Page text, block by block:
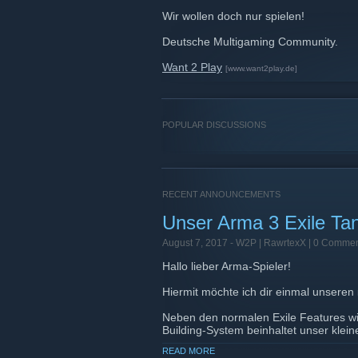
Wir wollen doch nur spielen!
Deutsche Multigaming Community.
Want 2 Play [www.want2play.de]
POPULAR DISCUSSIONS
RECENT ANNOUNCEMENTS
Unser Arma 3 Exile
August 7, 2017 - W2P | RawrtexX | 0
Hallo lieber Arma-Spieler!
Hiermit möchte ich dir einmal
Neben den normalen Exile Features
Building-System beinhaltet unser
READ MORE